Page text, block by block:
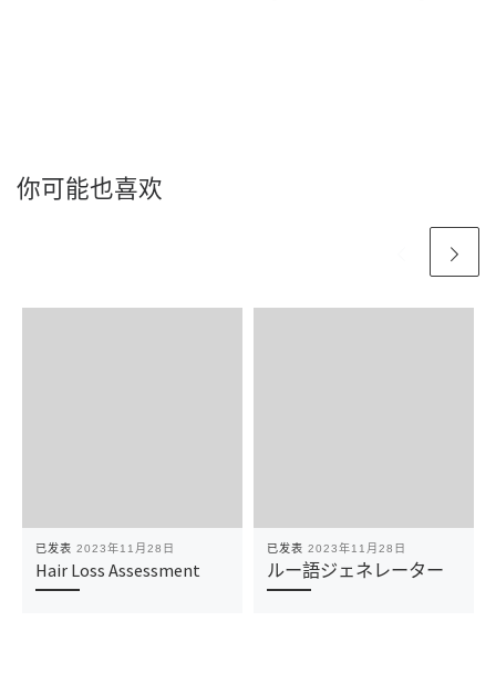
你可能也喜欢
已发表 2023年11月28日
Hair Loss Assessment
已发表 2023年11月28日
ルー語ジェネレーター